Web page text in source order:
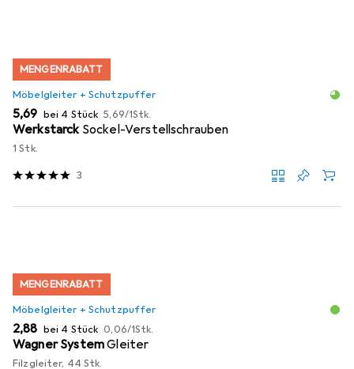
MENGENRABATT
Möbelgleiter + Schutzpuffer
EUR
5,69 bei 4 Stück EUR
5,69/1Stk.
Werkstarck Sockel-Verstellschrauben
1 Stk.
3
MENGENRABATT
Möbelgleiter + Schutzpuffer
EUR
2,88 bei 4 Stück EUR
0,06/1Stk.
Wagner SystemGleiter
Filzgleiter, 44 Stk.